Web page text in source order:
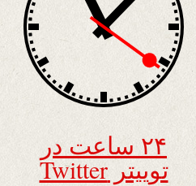
۲۴ ساعت در
توییتر Twitter